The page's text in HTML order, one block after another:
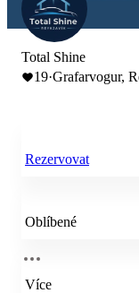
Total Shine
19·Grafarvogur,
Rezervovat
Oblíbené
Více